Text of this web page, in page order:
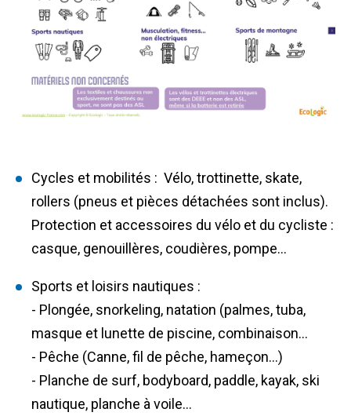
Cycles et mobilités : Vélo, trottinette, skate,
rollers (pneus et pièces détachées sont inclus).
Protection et accessoires du vélo et du cycliste :
casque, genouillères, coudières, pompe…
Sports et loisirs nautiques :
- Plongée, snorkeling, natation (palmes, tuba,
masque et lunette de piscine, combinaison...
- Pêche (Canne, fil de pêche, hameçon...)
- Planche de surf, bodyboard, paddle, kayak, ski
nautique, planche à voile…